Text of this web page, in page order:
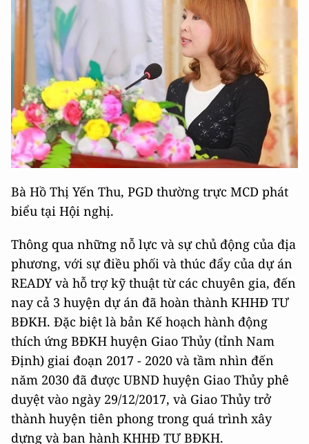
Bà Hồ Thị Yến Thu, PGD thường trực MCD phát
biểu tại Hội nghị.
Thông qua những nỗ lực và sự chủ động của địa
phương, với sự điều phối và thúc đẩy của dự án
READY và hỗ trợ kỹ thuật từ các chuyên gia, đến
nay cả 3 huyện dự án đã hoàn thành KHHĐ TƯ
BĐKH. Đặc biệt là bản Kế hoạch hành động
thích ứng BĐKH huyện Giao Thủy (tỉnh Nam
Định) giai đoạn 2017 - 2020 và tầm nhìn đến
năm 2030 đã được UBND huyện Giao Thủy phê
duyệt vào ngày 29/12/2017, và Giao Thủy trở
thành huyện tiên phong trong quá trình xây
dựng và ban hành KHHĐ TƯ BĐKH.